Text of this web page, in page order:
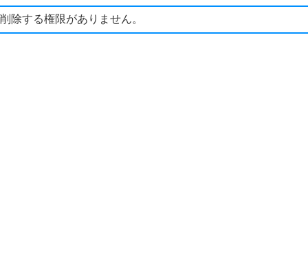
削除する権限がありません。